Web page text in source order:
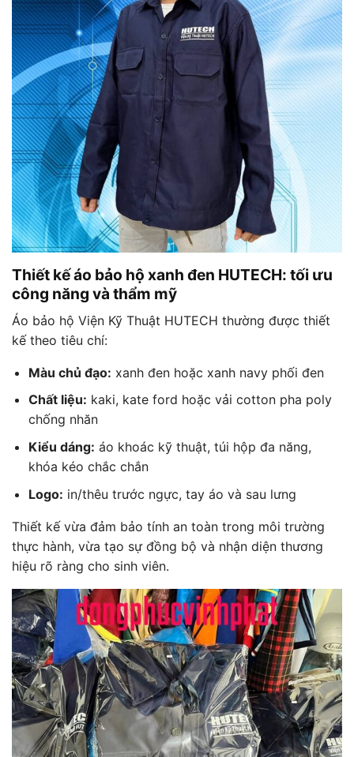
Thiết kế áo bảo hộ xanh đen HUTECH: tối ưu
công năng và thẩm mỹ
Áo bảo hộ Viện Kỹ Thuật HUTECH thường được thiết
kế theo tiêu chí:
Màu chủ đạo: xanh đen hoặc xanh navy phối đen
Chất liệu: kaki, kate ford hoặc vải cotton pha poly
chống nhăn
Kiểu dáng: áo khoác kỹ thuật, túi hộp đa năng,
khóa kéo chắc chắn
Logo: in/thêu trước ngực, tay áo và sau lưng
Thiết kế vừa đảm bảo tính an toàn trong môi trường
thực hành, vừa tạo sự đồng bộ và nhận diện thương
hiệu rõ ràng cho sinh viên.